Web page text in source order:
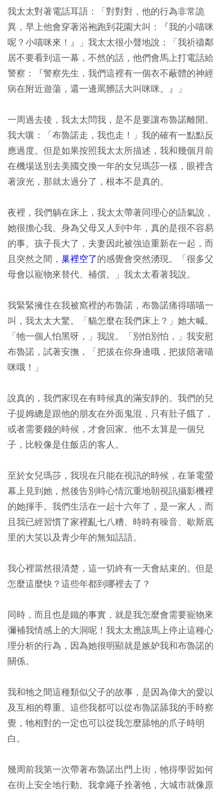
我太太對著電話耳語：「對對對，他的行為非常詭
異，早上他會穿著浴袍跑到花園大叫：『我的小喵咪
呢？小喵咪來！』」我太太很小聲地說：「我祈禱鄰
居不要看到這一幕，不然的話，他們會馬上打電話給
警察：『警察先生，我們這裡有一個衣不蔽體的神經
病在附近遊蕩，還一邊罵髒話大叫咪咪。』」
一周過去後，我太太問我，是不是要讓布魯諾離開。
我大嚷：「布魯諾走，我也走！」我的確有一點點反
應過度。但是如果按照我太太所描述，我和幾個月前
在機場送別去美國交換一年的女兒瑪莎一樣，眼裡含
著淚光，那就太過分了，根本不是真的。
夜裡，我們躺在床上，我太太帶著同理心的語氣說，
她很擔心我。身為父母又人到中年，真的是很不容易
的事。孩子長大了，夫妻因此被強迫重新在一起，而
且突然之間， 巢裡空了的感覺會突然湧現。「很多父
母會以寵物來替代、補償。」我太太看著我說。
我緊緊擁住在我被窩裡的布魯諾，布魯諾痛得喵喵一
叫，我太太大驚。「貓怎麼在我們床上？」她大喊。
「牠一個人怕黑呀，」我說。「別怕別怕，」我安慰
布魯諾，試著安撫，「把拔在你身邊哦，把拔陪著喵
咪哦！」
說真的，我們家現在有時候真的滿安靜的。我們的兒
子提姆總是跟他的朋友在外面鬼混，只有肚子餓了，
或者需要錢的時候，才會回家。他不太算是一個兒
子，比較像是住飯店的客人。
至於女兒瑪莎，我現在只能在視訊的時候，在筆電螢
幕上見到她，然後告別時心情沉重地朝視訊攝影機裡
的她揮手。我們生活在一起十六年了，是一家人，而
且我已經習慣了家裡亂七八糟、時時有噪音、歇斯底
里的大笑以及青少年的無知話語。
我心裡當然很清楚，這一切終有一天會結束的。但是
怎麼這麼快？這些年都到哪裡去了？
同時，而且也是鐵的事實，就是我怎麼會需要寵物來
彌補我情感上的大洞呢！我太太應該馬上停止這種心
理分析的行為，因為她很明顯就是嫉妒我和布魯諾的
關係。
我和牠之間這種類似父子的故事，是因為偉大的愛以
及互相的尊重。這些我都可以從布魯諾舔我的手時察
覺，牠相對的一定也可以從我怎麼舔牠的爪子時明
白。
幾周前我第一次帶著布魯諾出門上街，牠得學習如何
在街上安全地行動。我拿繩子拴著牠，大城市就像原